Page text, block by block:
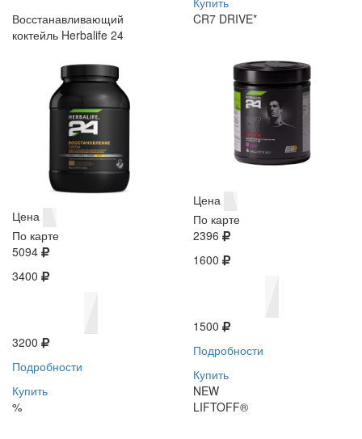
Восстанавливающий
коктейль Herbalife 24
Цена
По карте
5094
3400
3200
Подробности
Купить
%
CR7 DRIVE*
Цена
По карте
2396
1600
1500
Подробности
Купить
NEW
LIFTOFF®